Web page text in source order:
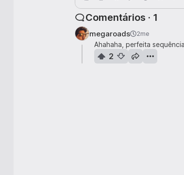
Comentários · 1
megaroads 2me
Ahahaha, perfeita
2